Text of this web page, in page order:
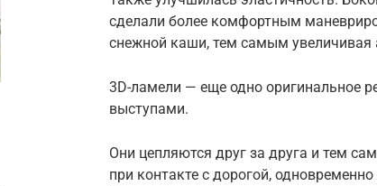
сделали более комфортным
снежной каши, тем самым
3D-ламели — еще одно оригинальное
выступами.
Они цепляются друг за друга и тем
при контакте с дорогой,